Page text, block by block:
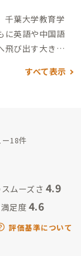
千葉大学教育学
に英語や中国語
飛び出す大きな
ニアで活動し、児
くりを支援。
泊業やコミュ
推進（B Corp
普代村の魅力を
貢献していき
すべて表示
ー18件
ムーズさ 4.9
足度 4.6
評価基準について